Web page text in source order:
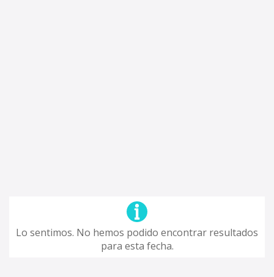
Lo sentimos. No hemos podido encontrar resultados
para esta fecha.